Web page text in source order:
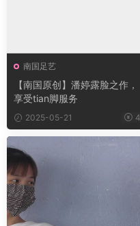
南国足艺
【南国原创】潘婷露脸之作，
享受tian脚服务
2025-05-21 4